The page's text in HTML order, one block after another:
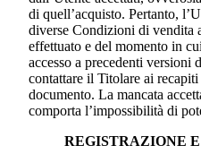
di quell’acquisto. Pertanto,
diverse Condizioni di vendita
effettuato e del momento in
accesso a precedenti versioni
contattare il Titolare ai
documento. La mancata
comporta l’impossibilità di
REGISTRAZIONE